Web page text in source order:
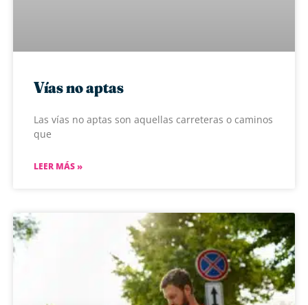
Vías no aptas
Las vías no aptas son aquellas carreteras o caminos
que
LEER MÁS »